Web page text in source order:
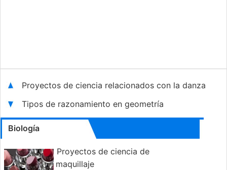
Proyectos de ciencia relacionados con la danza
Tipos de razonamiento en geometría
Biología
Proyectos de ciencia de
maquillaje